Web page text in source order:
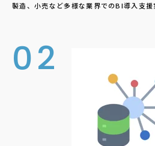
製造、小売など多様な業界でのBI導入支援
02